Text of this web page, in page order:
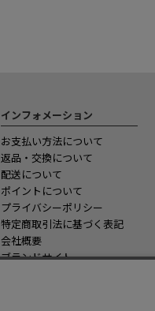
インフォメーション
お支払い方法について
返品・交換について
配送について
ポイントについて
プライバシーポリシー
特定商取引法に基づく表記
会社概要
ブランドサイト